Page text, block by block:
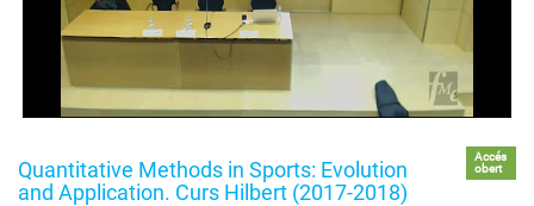
Quantitative Methods in Sports: Evolution
and Application. Curs Hilbert (2017-2018)
Accés
obert